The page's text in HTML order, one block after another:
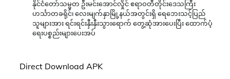
နိုင်ငံတော်သမ္မတ ဦးမင်းအောင်လှိုင် ဧရာဝတီတိုင်းဒေသကြီး
ဟင်္သာတခရိုင်၊ လေးမျက်နှာမြို့နယ်အတွင်းရှိ ရေဘေးသင့်ပြည်
သူများအား ရင်းရင်းနှီးနှီးသွားရောက် တွေ့ဆုံအားပေးပြီး ထောက်ပံ့
ရေးပစ္စည်းများပေးအပ်
Direct Download APK